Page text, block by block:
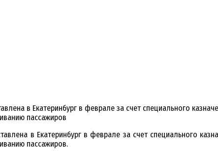
в Екатеринбург в феврале за счет специального
пассажиров
в Екатеринбург в феврале за счет специального
пассажиров.